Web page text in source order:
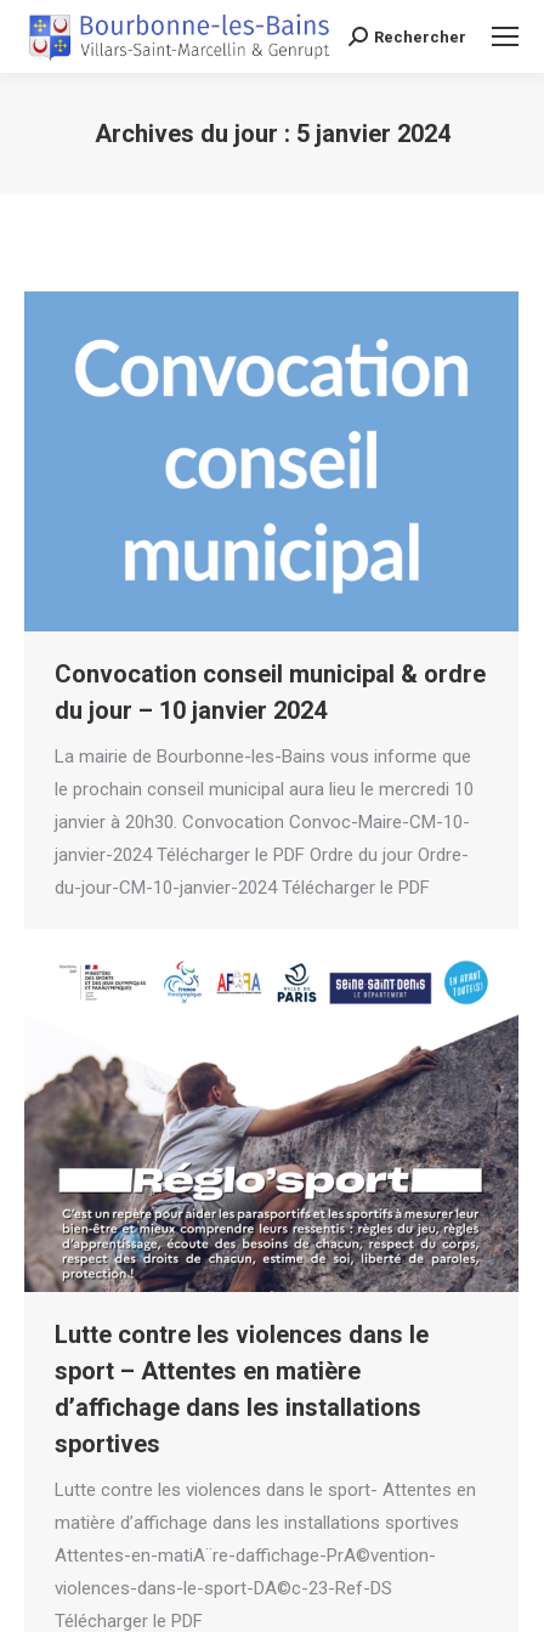
Recherche
Rechercher
Archives du jour : 5 janvier 2024
Convocation conseil municipal & ordre
du jour – 10 janvier 2024
La mairie de Bourbonne-les-Bains vous informe que
le prochain conseil municipal aura lieu le mercredi 10
janvier à 20h30. Convocation Convoc-Maire-CM-10-
janvier-2024 Télécharger le PDF Ordre du jour Ordre-
du-jour-CM-10-janvier-2024 Télécharger le PDF
Lutte contre les violences dans le
sport – Attentes en matière
d’affichage dans les installations
sportives
Lutte contre les violences dans le sport- Attentes en
matière d’affichage dans les installations sportives
Attentes-en-matiA¨re-daffichage-PrA©vention-
violences-dans-le-sport-DA©c-23-Ref-DS
Télécharger le PDF